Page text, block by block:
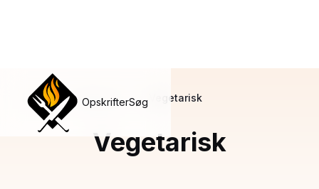
OpskrifterSøg
Hjem / Kategorier / Vegetarisk
Vegetarisk